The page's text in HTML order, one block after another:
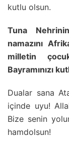
kutlu olsun.
Tuna
namazını
milletin
Bayramınızı
Dualar sana
içinde uyu!
Bize senin
hamdolsun!